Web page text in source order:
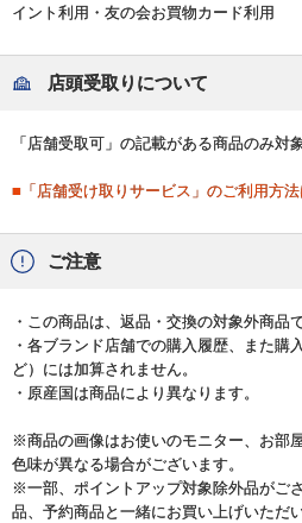
イント利用・友の会お買物カード利用
店頭受取りについて
「店舗受取可」の記載がある商品のみ対
■「店舗受け取りサービス」のご利用方法
ご注意
・この商品は、返品・交換の対象外商品で
・各ブランド店舗での購入履歴、また購
ど）には加算されません。
・原産国は商品により異なります。
※商品の画像はお使いのモニター、お部
色味が異なる場合がございます。
※一部、ポイントアップ対象除外品がご
品、予約商品と一緒にお買い上げいただ